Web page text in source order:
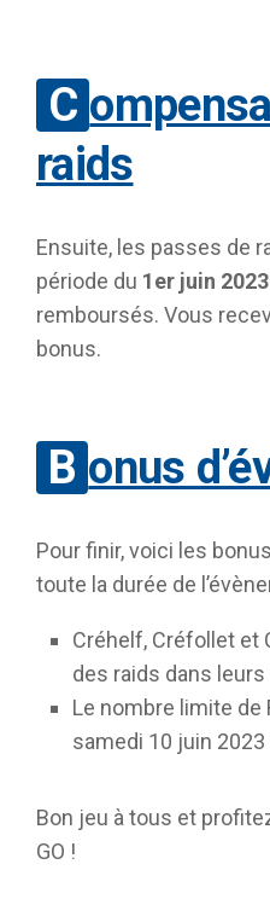
Compensation de passes de
raids
Ensuite, les passes de
période du 1er juin
remboursés. Vous
bonus.
Bonus
Pour finir, voici les
toute la durée de
Créhelf, Créfollet et
des raids dans
Le nombre limite de
samedi 10 juin
Bon jeu à tous et
GO !